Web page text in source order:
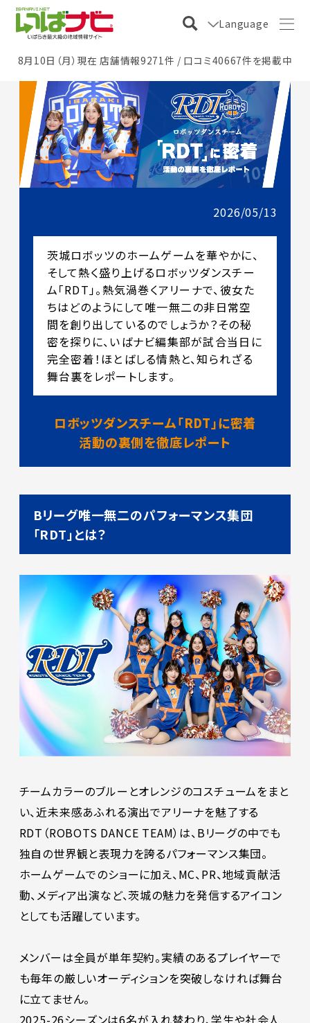
Language
8月10日（月）現在 店舗情報9271件 / 口コミ40667件を掲載中
2026/05/13
茨城ロボッツのホームゲームを華やかに、
そして熱く盛り上げるロボッツダンスチー
ム「RDT」。熱気渦巻くアリーナで、彼女た
ちはどのようにして唯一無二の非日常空
間を創り出しているのでしょうか？その秘
密を探りに、いばナビ編集部が試合当日に
完全密着！ほとばしる情熱と、知られざる
舞台裏をレポートします。
ロボッツダンスチーム「RDT」に密着
活動の裏側を徹底レポート
Bリーグ唯一無二のパフォーマンス集団
「RDT」とは？
チームカラーのブルーとオレンジのコスチュームをまと
い、近未来感あふれる演出でアリーナを魅了する
RDT（ROBOTS DANCE TEAM）は、Bリーグの中でも
独自の世界観と表現力を誇るパフォーマンス集団。
ホームゲームでのショーに加え、MC、PR、地域貢献活
動、メディア出演など、茨城の魅力を発信するアイコン
としても活躍しています。
メンバーは全員が単年契約。実績のあるプレイヤーで
も毎年の厳しいオーディションを突破しなければ舞台
に立てません。
2025-26シーズンは6名が入れ替わり、学生や社会人